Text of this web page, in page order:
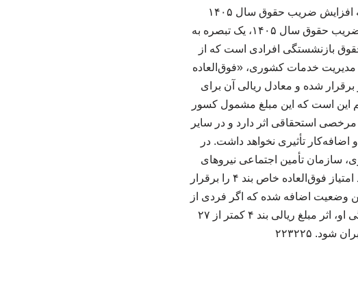
به گزارش سوپرباکس، تصویبنامه هیات وزیران درخصوص اصلاح بند ۱۲ تصویبنامه افزایش ضریب حقوق سال ۱۴۰۵
کارکنان و بازنشستگان دولت ابلاغ شد. ایلنا نوشت: در اصلاحیه جدید مصوبه افزایش ضریب حقوق سال ۱۴۰۵، یک تبصره به
بازنشستگی افرادی است که از
طبق بند ۴، برای مشمولان قانون مدیریت خدمات کشوری، «فوق‌العاده
(۳) بند (ب) ماده ۱۰۶ قانون برنامه هفتم، به میزان ۴۴۰۰ امتیاز برقرار شده و معادل ریالی آن برای
تعیین شده است. نکته مهم این است که این مبلغ مشمول کسور
استحقاقی اثر دارد و در سایر
تأثیری نخواهد داشت. در
سازمان تأمین اجتماعی نیروهای
مسلح و سایر صندوق‌های بازنشستگی وابسته به دستگاه‌های اجرایی، معادل ۹۰ درصد امتیاز فوق‌العاده خاص بند ۴ را برقرار
دقیقاً برای این وضعیت اضافه شده که اگر فردی از
زمان اجرای این مصوبه بازنشسته شده یا بشود و در محاسبه اولین حقوق بازنشستگی او، اثر مبلغ ریالی بند ۴ کمتر از ۲۷